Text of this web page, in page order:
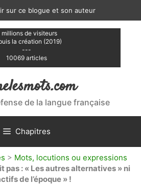
sur ce blogue et son auteur
millions de visiteurs
la création (2019)
---
10069 articles
de la langue française
Chapitres
> Mots, locutions ou expressions
pas : « Les autres alternatives » ni
de l’époque » !